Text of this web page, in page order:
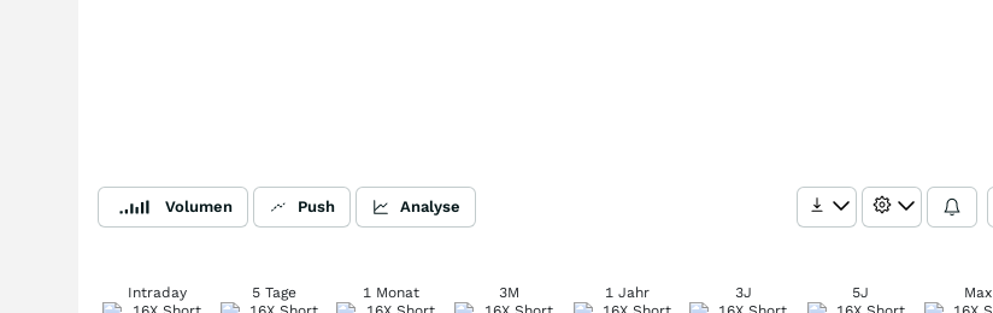
Volumen Push Analyse
Intraday 5 Tage 1 Monat 3M 1 Jahr 3J 5J Max